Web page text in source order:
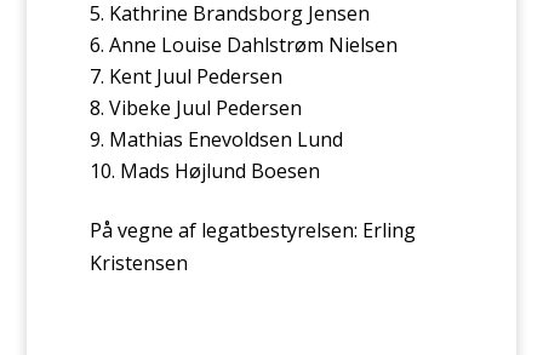
Kathrine Brandsborg Jensen
Anne Louise Dahlstrøm Nielsen
Kent Juul Pedersen
Vibeke Juul Pedersen
Mathias Enevoldsen Lund
Mads Højlund Boesen
På vegne af legatbestyrelsen: Erling
Kristensen